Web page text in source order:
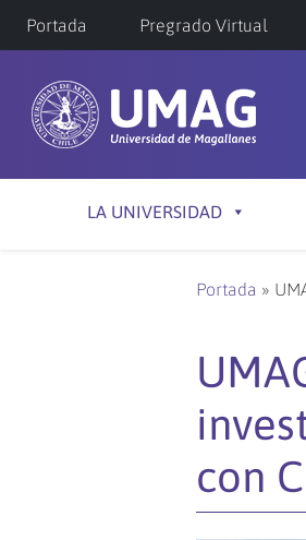
Portada Pregrado Virtual
LA UNIVERSIDAD
Portada »
con